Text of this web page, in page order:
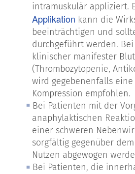
intramuskulär appliziert.
Applikation kann die
beeinträchtigen und
durchgeführt werden.
klinischer manifester
(Thrombozytopenie,
wird gegebenenfalls eine
Kompression empfohlen.
Bei Patienten mit der
anaphylaktischen
einer schweren
sorgfältig gegenüber
Nutzen abgewogen
Bei Patienten, die